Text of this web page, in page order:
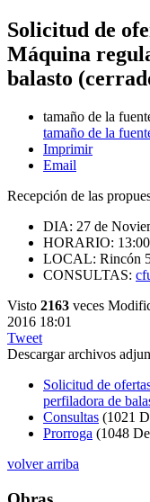
Solicitud de
Máquina
balasto
tamaño de la
tamaño de la
Imprimir
Email
Recepción de las
DIA: 27 de
HORARIO: 13:00
LOCAL: Rincón
CONSULTAS:
Visto 2163 veces
2016 18:01
Tweet
Descargar archivos
Solicitud de
perfiladora de
Consultas (1021
Prorroga (1048
volver arriba